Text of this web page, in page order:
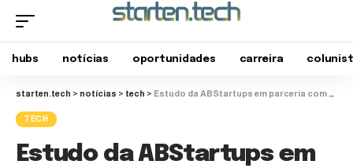
hubs notícias oportunidades carreira
starten.tech > notícias > tech > Estudo da ABStartups em parceria com a USP revela avanço das agtechs no Brasil
TECH
Estudo da ABStartups em